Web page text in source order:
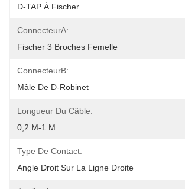
D-TAP À Fischer
ConnecteurA:
Fischer 3 Broches Femelle
ConnecteurB:
Mâle De D-Robinet
Longueur Du Câble:
0,2 M-1 M
Type De Contact:
Angle Droit Sur La Ligne Droite